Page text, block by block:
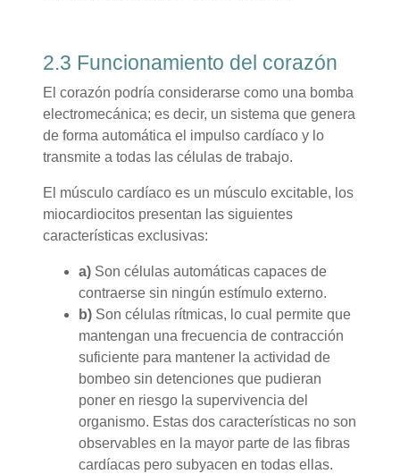
2.3 Funcionamiento del corazón
El corazón podría considerarse como una bomba
electromecánica; es decir, un sistema que genera
de forma automática el impulso cardíaco y lo
transmite a todas las células de trabajo.
El músculo cardíaco es un músculo excitable, los
miocardiocitos presentan las siguientes
características exclusivas:
a) Son células automáticas capaces de
contraerse sin ningún estímulo externo.
b) Son células rítmicas, lo cual permite que
mantengan una frecuencia de contracción
suficiente para mantener la actividad de
bombeo sin detenciones que pudieran
poner en riesgo la supervivencia del
organismo. Estas dos características no son
observables en la mayor parte de las fibras
cardíacas pero subyacen en todas ellas.